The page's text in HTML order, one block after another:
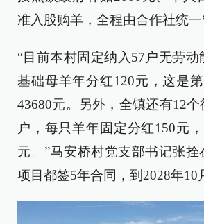
准入股购羊，全程由合作社统一
“目前本村固定纳入57户无劳动
基础母羊年分红120元，这是
43680元。另外，全镇还有12
户，每只羊年固定分红150元
元。”马安桥村党支部书记张拴
项目都签5年合同，到2028年10